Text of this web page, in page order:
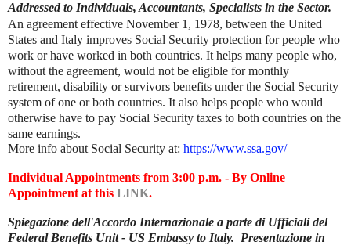
Addressed to Individuals, Accountants, Specialists in the Sector.
An agreement effective November 1, 1978, between the United
States and Italy improves Social Security protection for people who
work or have worked in both countries. It helps many people who,
without the agreement, would not be eligible for monthly
retirement, disability or survivors benefits under the Social Security
system of one or both countries. It also helps people who would
otherwise have to pay Social Security taxes to both countries on the
same earnings.
More info about Social Security at: https://www.ssa.gov/
Individual Appointments from 3:00 p.m. - By Online
Appointment at this LINK.
Spiegazione dell'Accordo Internazionale a parte di Ufficiali del
Federal Benefits Unit - US Embassy to Italy. Presentazione in